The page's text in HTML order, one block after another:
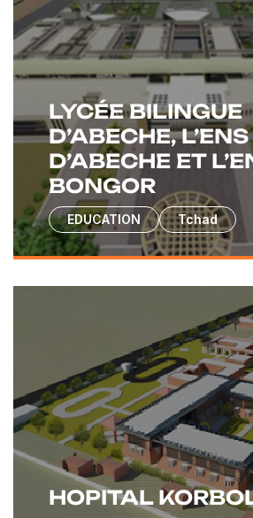
LYCÉE BILINGUE
D’ABECHE, L’ENS
D’ABECHE ET
BONGOR
EDUCATION Tchad
HOPITAL